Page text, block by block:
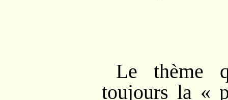
Le thème
toujours la «